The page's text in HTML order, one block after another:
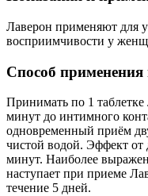
Лаверон применяют для
восприимчивости у
Cпособ
Принимать по 1
минут до интимного
одновременный приём
чистой водой. Эффект от
минут. Наиболее
наступает при приеме
течение 5 дней.